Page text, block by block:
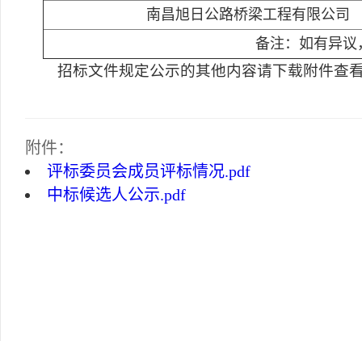
南昌旭日公路桥梁工程有限公司
备注：如有异议
招标文件规定公示的其他内容请下载附件查
附件：
评标委员会成员评标情况.pdf
中标候选人公示.pdf